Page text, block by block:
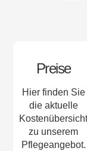
Preise
Hier finden Sie
die aktuelle
zu unserem
Pflegeangebot.